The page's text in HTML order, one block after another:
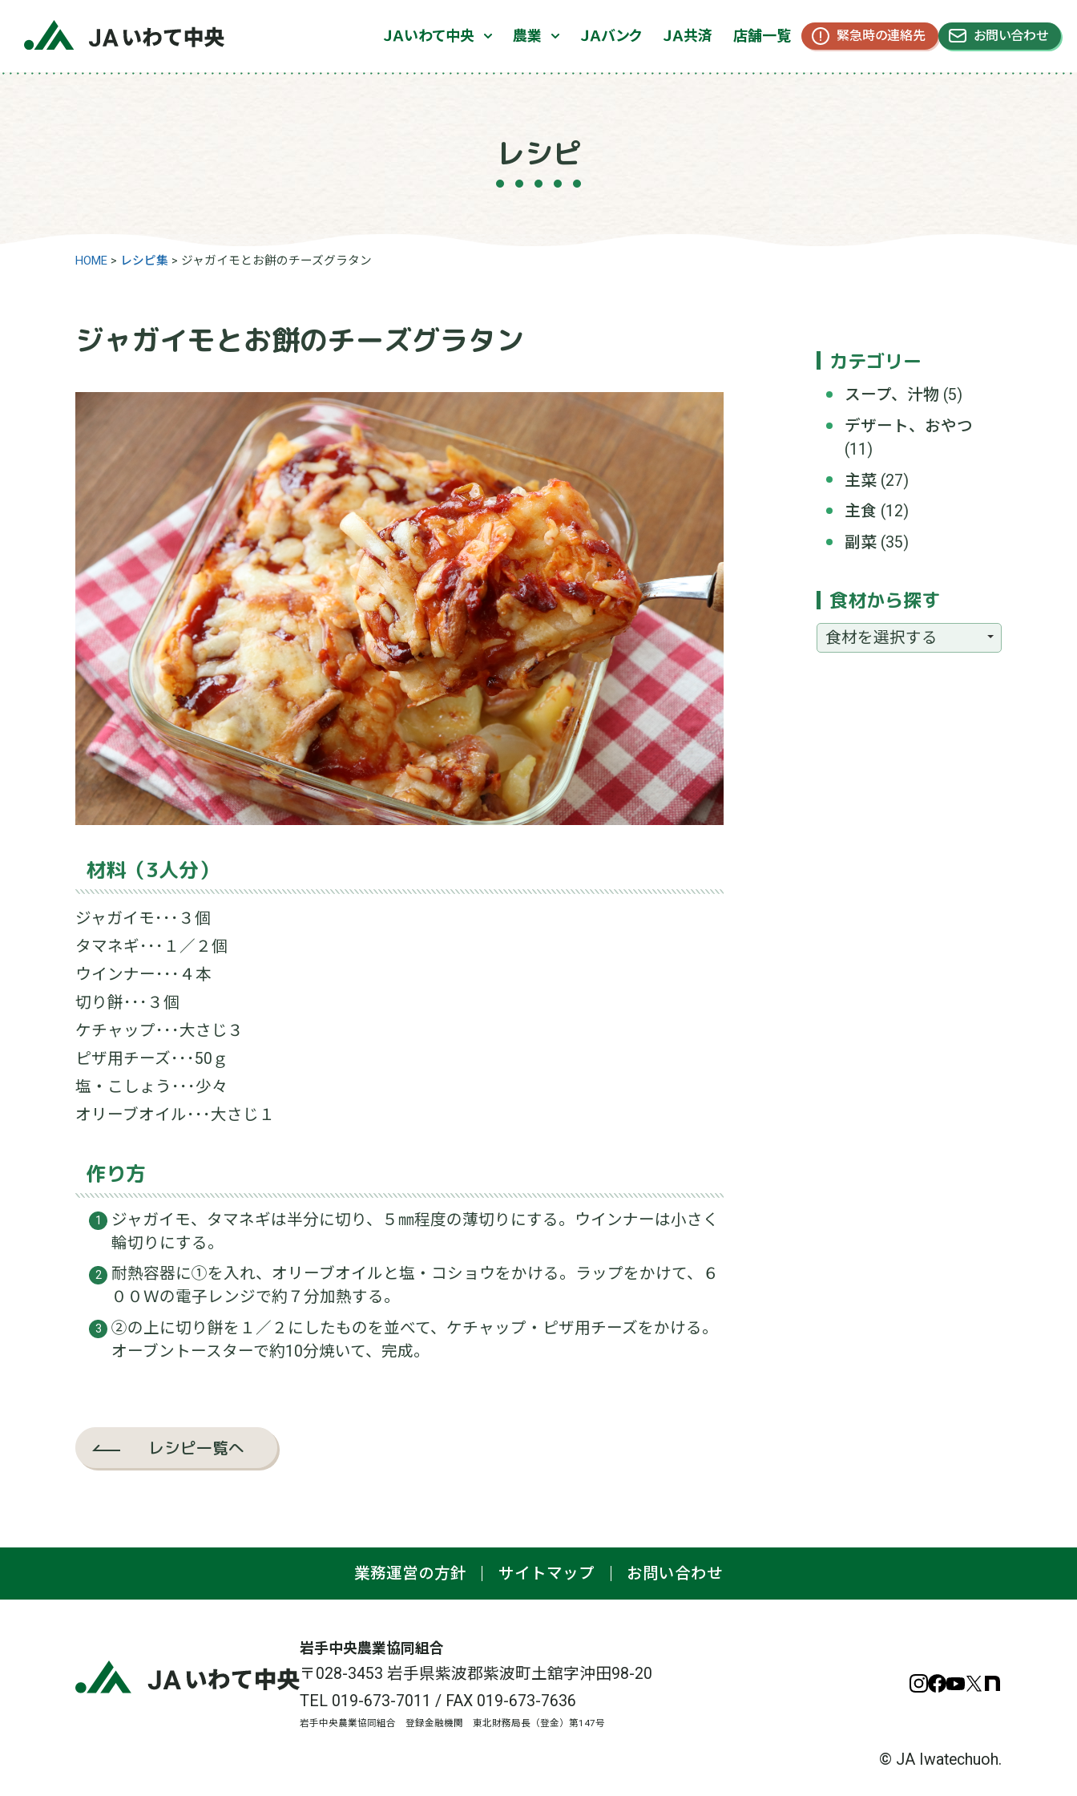
ＪＡいわて中央 農業 ＪＡバンク ＪＡ共済 店舗一覧 緊急時の連絡先 お問い合わせ
レシピ
HOME > レシピ集 > ジャガイモとお餅のチーズグラタン
ジャガイモとお餅のチーズグラタン
材料（3人分）
ジャガイモ･･･３個
タマネギ･･･１／２個
ウインナー･･･４本
切り餅･･･３個
ケチャップ･･･大さじ３
ピザ用チーズ･･･50ｇ
塩・こしょう･･･少々
オリーブオイル･･･大さじ１
作り方
ジャガイモ、タマネギは半分に切り、５㎜程度の薄切りにする。ウインナーは小さく
輪切りにする。
耐熱容器に①を入れ、オリーブオイルと塩・コショウをかける。ラップをかけて、６
００Ｗの電子レンジで約７分加熱する。
②の上に切り餅を１／２にしたものを並べて、ケチャップ・ピザ用チーズをかける。
オーブントースターで約10分焼いて、完成。
レシピ一覧へ
カテゴリー
スープ、汁物 (5)
デザート、おやつ
(11)
主菜 (27)
主食 (12)
副菜 (35)
食材から探す
業務運営の方針 サイトマップ お問い合わせ
岩手中央農業協同組合
〒028-3453 岩手県紫波郡紫波町土舘字沖田98-20
TEL 019-673-7011 / FAX 019-673-7636
岩手中央農業協同組合 登録金融機関 東北財務局長（登金）第147号
Instagram
Facebook
YouTube
X
© JA Iwatechuoh.